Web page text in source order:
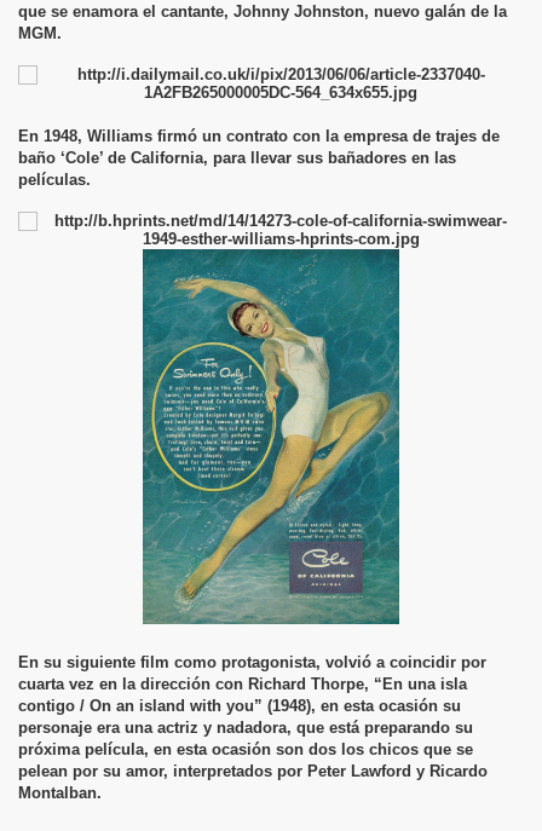
que se enamora el cantante, Johnny Johnston, nuevo galán de la
MGM.
En 1948, Williams firmó un contrato con la empresa de trajes de
baño ‘Cole’ de California, para llevar sus bañadores en las
películas.
En su siguiente film como protagonista, volvió a coincidir por
cuarta vez en la dirección con Richard Thorpe, “En una isla
contigo / On an island with you” (1948), en esta ocasión su
personaje era una actriz y nadadora, que está preparando su
próxima película, en esta ocasión son dos los chicos que se
pelean por su amor, interpretados por Peter Lawford y Ricardo
Montalban.